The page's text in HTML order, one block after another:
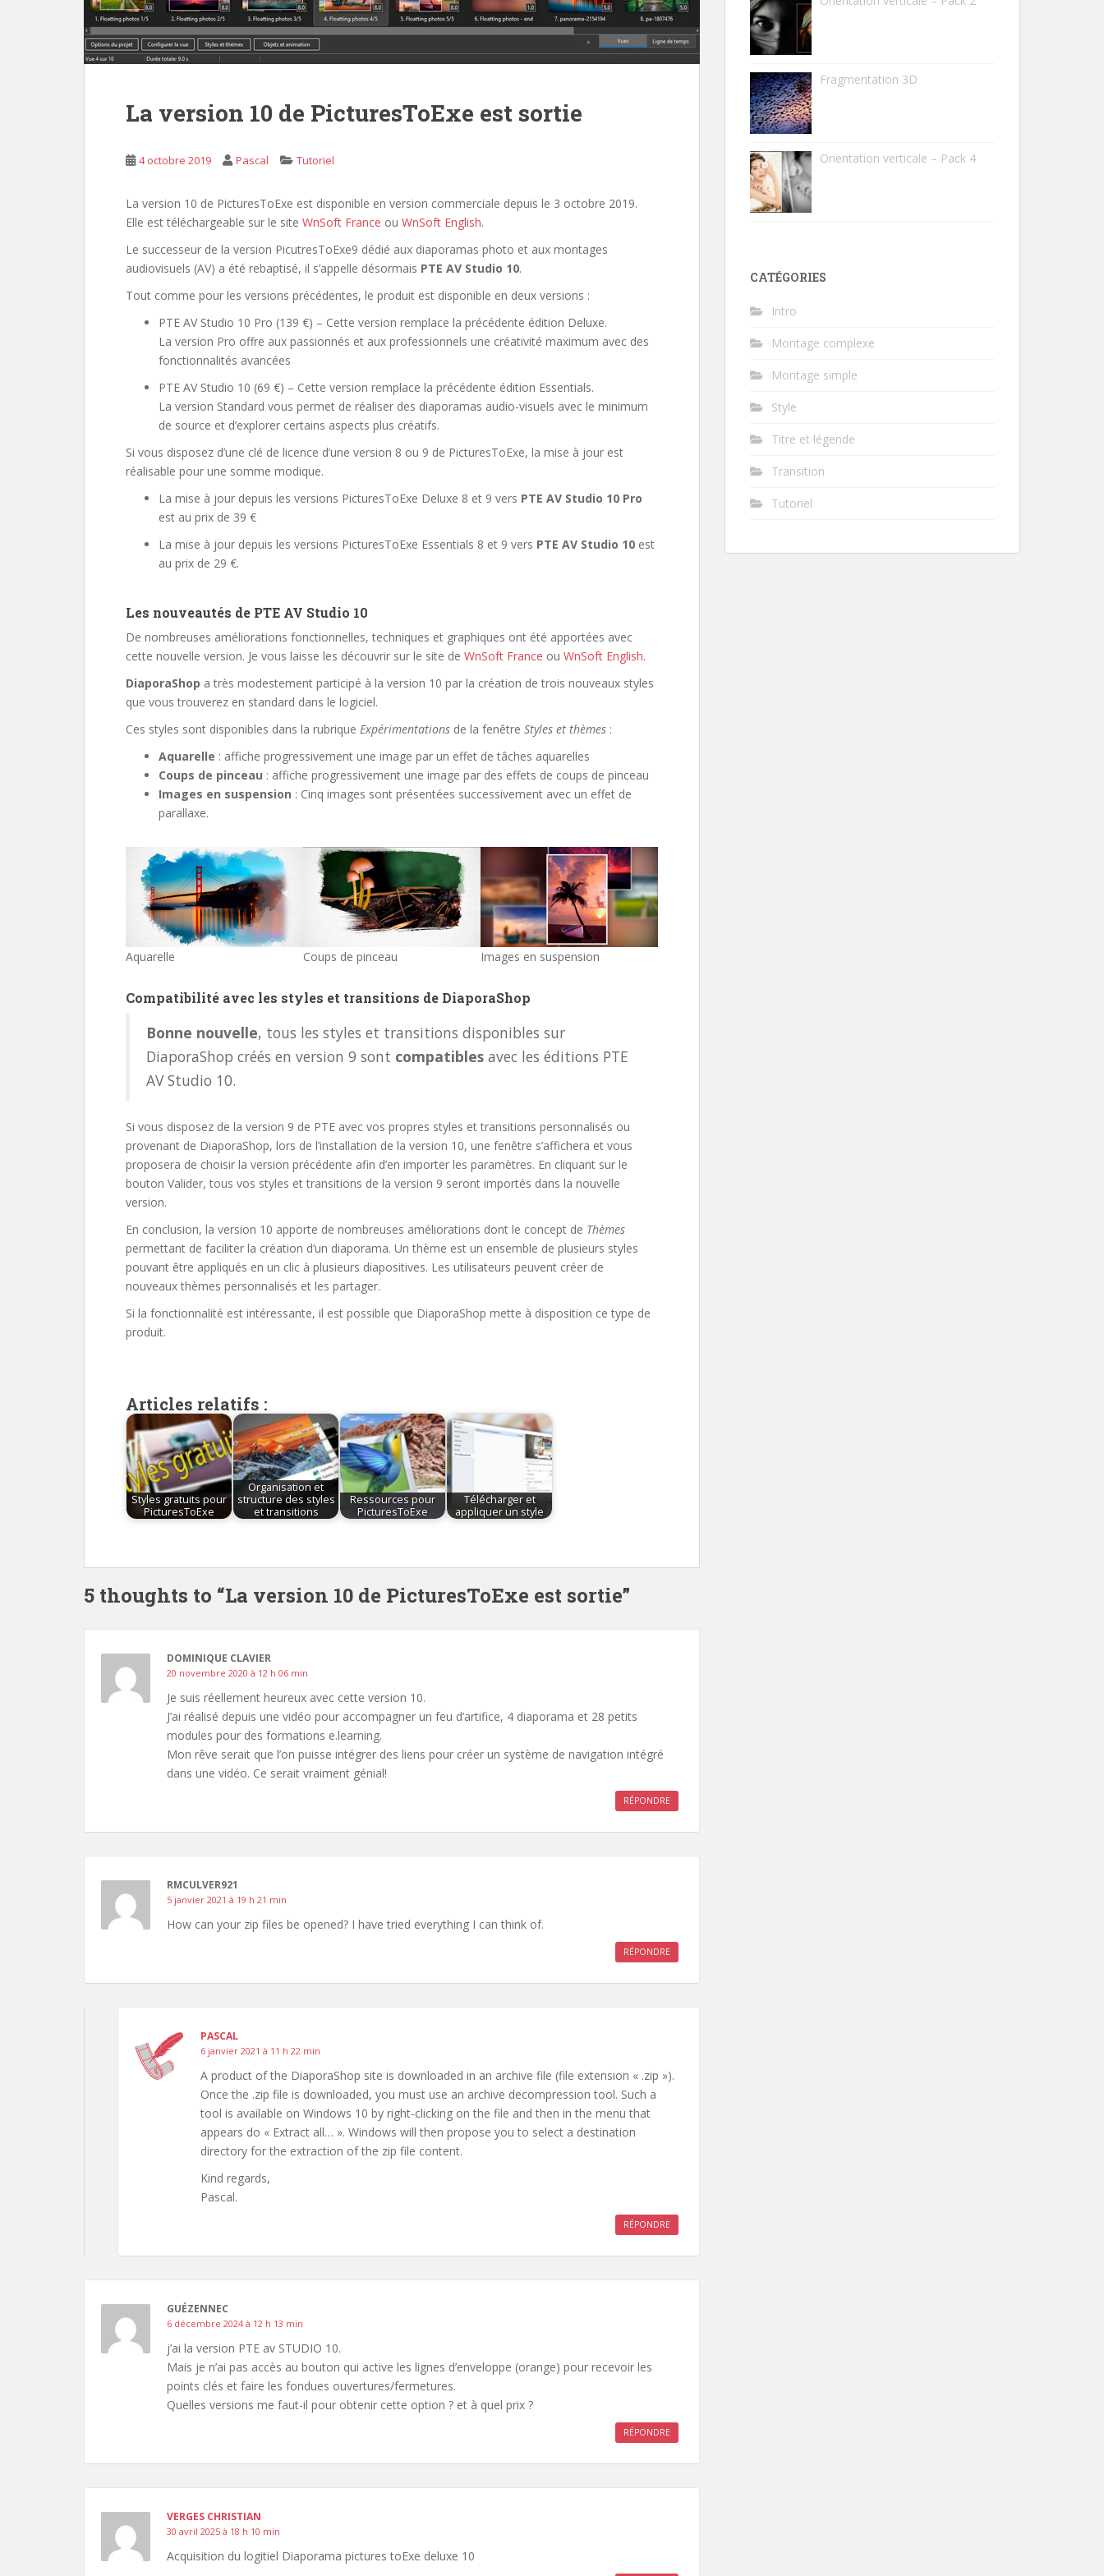
La version 10 de PicturesToExe est sortie
4 octobre 2019 Pascal Tutoriel
La version 10 de PicturesToExe est disponible en version commerciale depuis le 3 octobre 2019.
Elle est téléchargeable sur le site WnSoft France ou WnSoft English.
Le successeur de la version PicutresToExe9 dédié aux diaporamas photo et aux montages
audiovisuels (AV) a été rebaptisé, il s’appelle désormais PTE AV Studio 10.
Tout comme pour les versions précédentes, le produit est disponible en deux versions :
PTE AV Studio 10 Pro (139 €) – Cette version remplace la précédente édition Deluxe.
La version Pro offre aux passionnés et aux professionnels une créativité maximum avec des
fonctionnalités avancées
PTE AV Studio 10 (69 €) – Cette version remplace la précédente édition Essentials.
La version Standard vous permet de réaliser des diaporamas audio-visuels avec le minimum
de source et d’explorer certains aspects plus créatifs.
Si vous disposez d’une clé de licence d’une version 8 ou 9 de PicturesToExe, la mise à jour est
réalisable pour une somme modique.
La mise à jour depuis les versions PicturesToExe Deluxe 8 et 9 vers PTE AV Studio 10 Pro
est au prix de 39 €
La mise à jour depuis les versions PicturesToExe Essentials 8 et 9 vers PTE AV Studio 10 est
au prix de 29 €.
Les nouveautés de PTE AV Studio 10
De nombreuses améliorations fonctionnelles, techniques et graphiques ont été apportées avec
cette nouvelle version. Je vous laisse les découvrir sur le site de WnSoft France ou WnSoft English.
DiaporaShop a très modestement participé à la version 10 par la création de trois nouveaux styles
que vous trouverez en standard dans le logiciel.
Ces styles sont disponibles dans la rubrique Expérimentations de la fenêtre Styles et thèmes :
Aquarelle : affiche progressivement une image par un effet de tâches aquarelles
Coups de pinceau : affiche progressivement une image par des effets de coups de pinceau
Images en suspension : Cinq images sont présentées successivement avec un effet de
parallaxe.
Aquarelle Coups de pinceau Images en suspension
Compatibilité avec les styles et transitions de DiaporaShop
Bonne nouvelle, tous les styles et transitions disponibles sur
DiaporaShop créés en version 9 sont compatibles avec les éditions PTE
AV Studio 10.
Si vous disposez de la version 9 de PTE avec vos propres styles et transitions personnalisés ou
provenant de DiaporaShop, lors de l’installation de la version 10, une fenêtre s’affichera et vous
proposera de choisir la version précédente afin d’en importer les paramètres. En cliquant sur le
bouton Valider, tous vos styles et transitions de la version 9 seront importés dans la nouvelle
version.
En conclusion, la version 10 apporte de nombreuses améliorations dont le concept de Thèmes
permettant de faciliter la création d’un diaporama. Un thème est un ensemble de plusieurs styles
pouvant être appliqués en un clic à plusieurs diapositives. Les utilisateurs peuvent créer de
nouveaux thèmes personnalisés et les partager.
Si la fonctionnalité est intéressante, il est possible que DiaporaShop mette à disposition ce type de
produit.
Articles relatifs :
Styles gratuits pour
PicturesToExe
Organisation et
structure des styles
et transitions
Ressources pour
PicturesToExe
Télécharger et
appliquer un style
5 thoughts to “La version 10 de PicturesToExe est sortie”
DOMINIQUE CLAVIER
20 novembre 2020 à 12 h 06 min
Je suis réellement heureux avec cette version 10.
J’ai réalisé depuis une vidéo pour accompagner un feu d’artifice, 4 diaporama et 28 petits
modules pour des formations e.learning.
Mon rêve serait que l’on puisse intégrer des liens pour créer un système de navigation intégré
dans une vidéo. Ce serait vraiment génial!
RÉPONDRE
RMCULVER921
5 janvier 2021 à 19 h 21 min
How can your zip files be opened? I have tried everything I can think of.
RÉPONDRE
PASCAL
6 janvier 2021 à 11 h 22 min
A product of the DiaporaShop site is downloaded in an archive file (file extension « .zip »).
Once the .zip file is downloaded, you must use an archive decompression tool. Such a
tool is available on Windows 10 by right-clicking on the file and then in the menu that
appears do « Extract all… ». Windows will then propose you to select a destination
directory for the extraction of the zip file content.
Kind regards,
Pascal.
RÉPONDRE
GUÉZENNEC
6 décembre 2024 à 12 h 13 min
j’ai la version PTE av STUDIO 10.
Mais je n’ai pas accès au bouton qui active les lignes d’enveloppe (orange) pour recevoir les
points clés et faire les fondues ouvertures/fermetures.
Quelles versions me faut-il pour obtenir cette option ? et à quel prix ?
RÉPONDRE
VERGES CHRISTIAN
30 avril 2025 à 18 h 10 min
Acquisition du logitiel Diaporama pictures toExe deluxe 10
Fragmentation 3D
Orientation verticale – Pack 4
CATÉGORIES
Intro
Montage complexe
Montage simple
Style
Titre et légende
Transition
Tutoriel